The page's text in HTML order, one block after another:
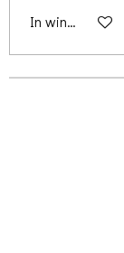
In winkelwagen